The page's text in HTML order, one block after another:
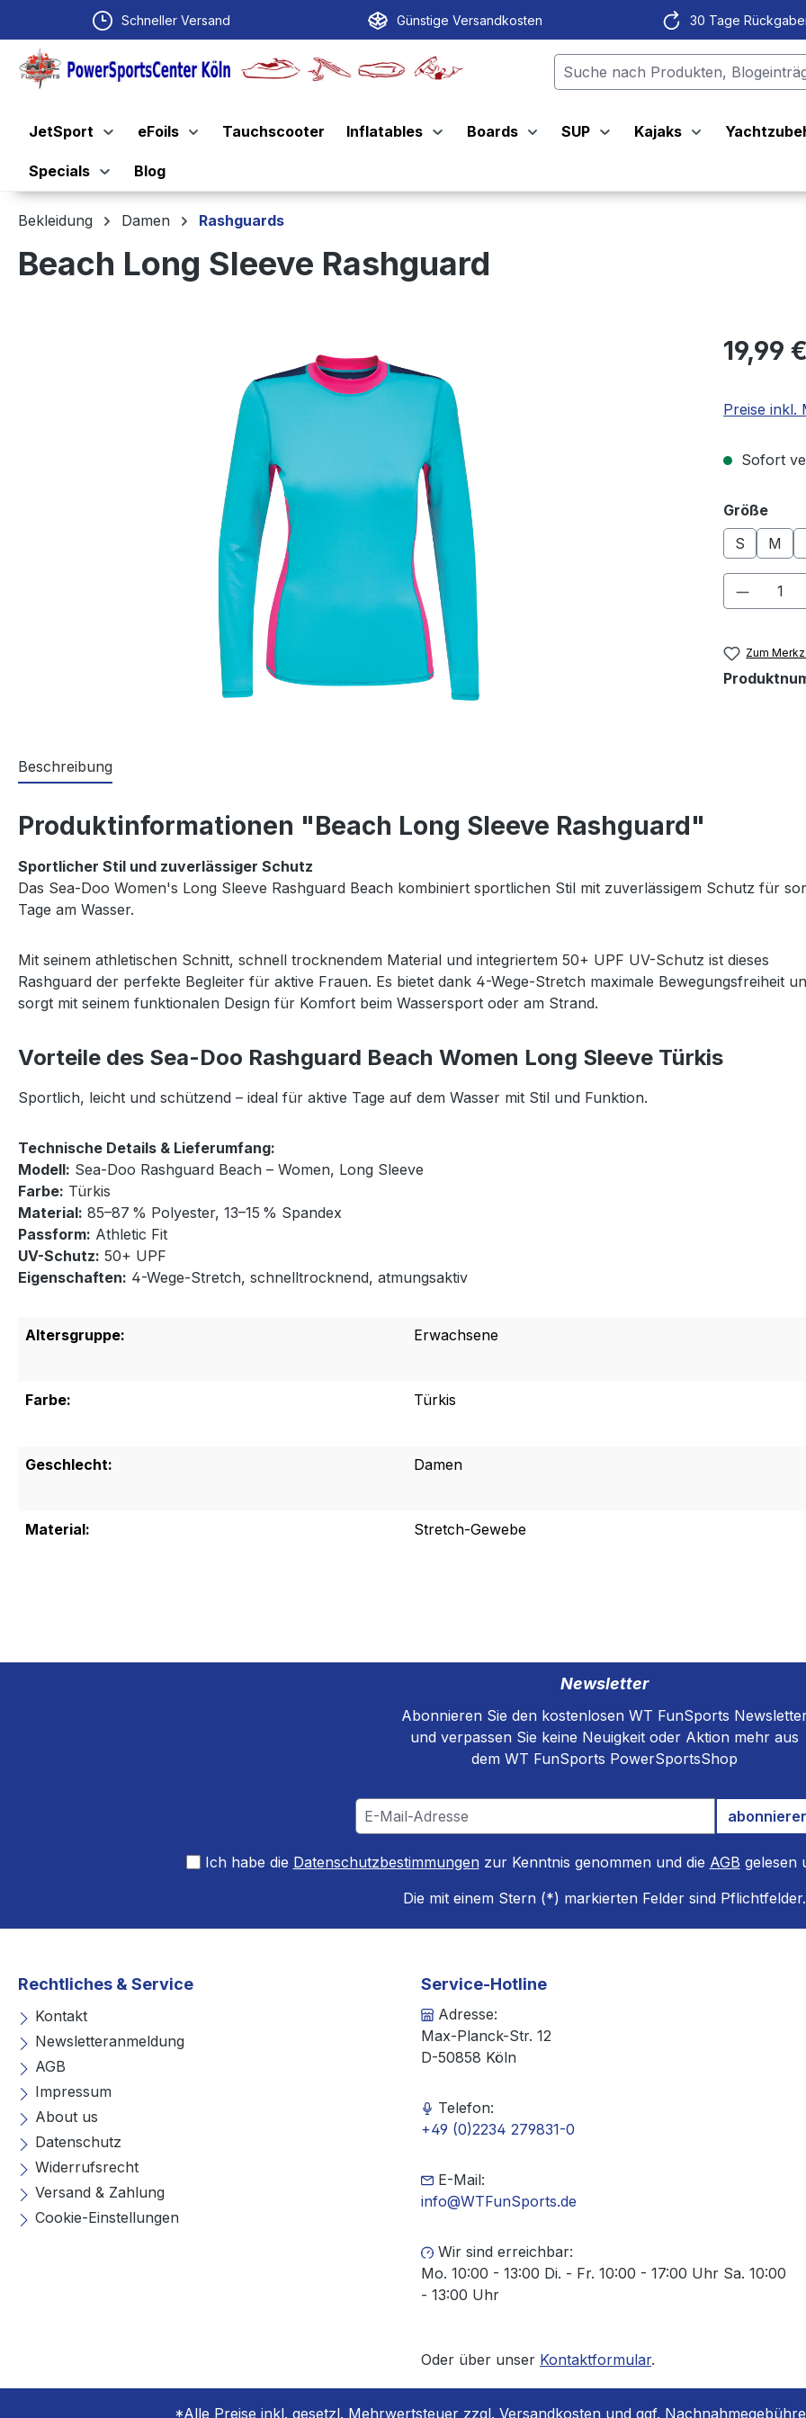
Zur Hauptnavigation springen
Schneller Versand Günstige Versandkosten 30 Tage
JetSport eFoils Tauchscooter Inflatables Boards SUP Kajaks
Specials Blog
Bekleidung Damen Rashguards
Beach Long Sleeve Rashguard
19,99
Preise inkl.
Sofort
Größe
S
M
Zum
Beschreibung
Produktinformationen "Beach Long Sleeve Rashguard"
Sportlicher Stil und zuverlässiger Schutz
Das Sea-Doo Women's Long Sleeve Rashguard Beach kombiniert sportlichen Stil mit zuverlässigem Schutz für
Tage am Wasser.
Mit seinem athletischen Schnitt, schnell trocknendem Material und integriertem 50+ UPF UV-Schutz ist dieses
Rashguard der perfekte Begleiter für aktive Frauen. Es bietet dank 4-Wege-Stretch maximale Bewegungsfreiheit
sorgt mit seinem funktionalen Design für Komfort beim Wassersport oder am Strand.
Vorteile des Sea-Doo Rashguard Beach Women Long Sleeve Türkis
Sportlich, leicht und schützend – ideal für aktive Tage auf dem Wasser mit Stil und Funktion.
Technische Details & Lieferumfang:
Modell: Sea-Doo Rashguard Beach – Women, Long Sleeve
Farbe: Türkis
Material: 85–87 % Polyester, 13–15 % Spandex
Passform: Athletic Fit
UV-Schutz: 50+ UPF
Eigenschaften: 4-Wege-Stretch, schnelltrocknend, atmungsaktiv
Altersgruppe: Erwachsene
Farbe: Türkis
Geschlecht: Damen
Material: Stretch-Gewebe
Newsletter
Abonnieren Sie den kostenlosen WT FunSports
und verpassen Sie keine Neuigkeit oder Aktion mehr aus
dem WT FunSports PowerSportsShop
Ich habe die Datenschutzbestimmungenzur Kenntnis genommen und die AGB gelesen
Die mit einem Stern (*) markierten Felder sind Pflichtfelder.
Rechtliches & Service
Kontakt
Newsletteranmeldung
AGB
Impressum
About us
Datenschutz
Widerrufsrecht
Versand & Zahlung
Cookie-Einstellungen
Service-Hotline
Adresse:
Max-Planck-Str. 12
D-50858 Köln
Telefon:
+49 (0)2234 279831-0
E-Mail:
info@WTFunSports.de
Wir sind erreichbar:
Mo. 10:00 - 13:00 Di. - Fr. 10:00 - 17:00 Uhr Sa. 10:00
- 13:00 Uhr
Oder über unser Kontaktformular.
*Alle Preise inkl. gesetzl. Mehrwertsteuer zzgl. Versandkosten und ggf.